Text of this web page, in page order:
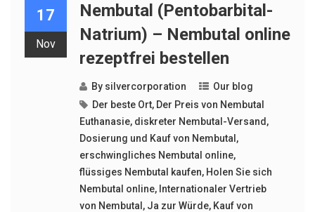
17
Nov
Nembutal (Pentobarbital-
Natrium) – Nembutal online
rezeptfrei bestellen
By silvercorporation
Our blog
Der beste Ort, Der Preis von Nembutal
Euthanasie, diskreter Nembutal-Versand ,
Dosierung und Kauf von Nembutal ,
erschwingliches Nembutal online,
flüssiges Nembutal kaufen, Holen Sie sich
Nembutal online, Internationaler Vertrieb
von Nembutal , Ja zur Würde, Kauf von